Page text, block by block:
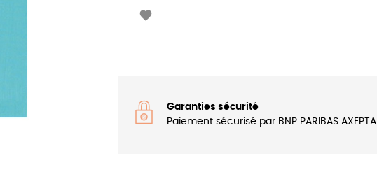

Garanties sécurité
Paiement sécurisé par BNP PARIBAS AXEPTA